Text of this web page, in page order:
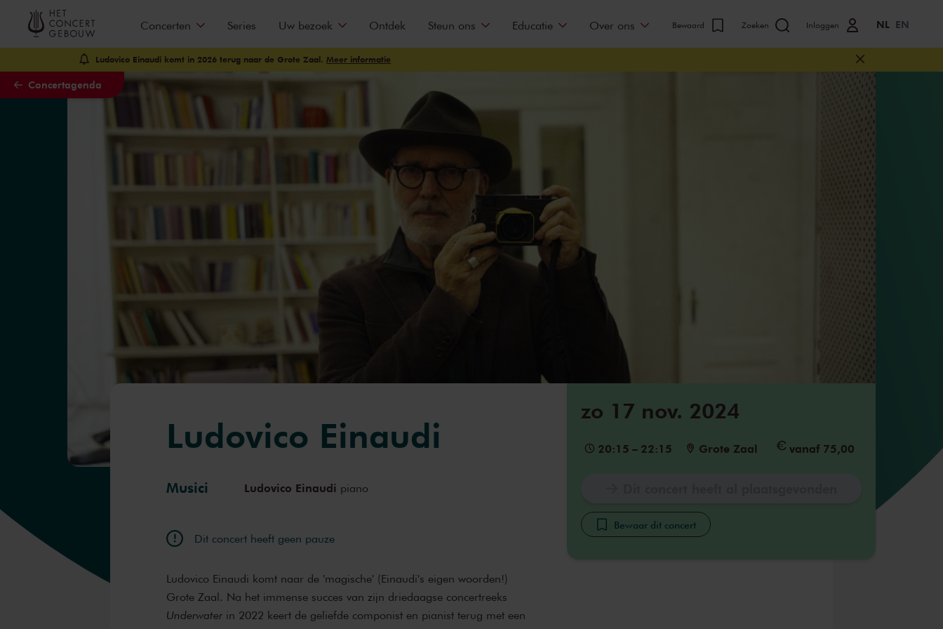
Naar hoofdcontent
Concertagenda
Concerten Series Uw bezoek Ontdek Steun ons Educatie Over ons Bewaard Zoeken Inloggen NL EN
Ludovico Einaudi komt in 2026 terug naar de Grote Zaal. Meer informatie
zo 17 nov. 2024
20:15 – 22:15 Grote Zaal vanaf 75,00
Bewaar dit concert
Ludovico Einaudi
Musici Ludovico Einaudi piano
Dit concert heeft geen pauze
Ludovico Einaudi komt naar de 'magische' (Einaudi's eigen woorden!)
Grote Zaal. Na het immense succes van zijn driedaagse concertreeks
Underwater in 2022 keert de geliefde componist en pianist terug met een